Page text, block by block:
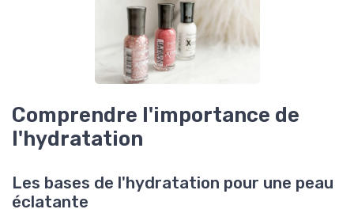
Comprendre l'importance de
l'hydratation
Les bases de l'hydratation pour une peau
éclatante